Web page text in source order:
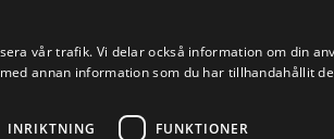
Alingsås
vår trafik. Vi delar också information om din
annan information som du har tillhandahållit
INRIKTNING FUNKTIONER